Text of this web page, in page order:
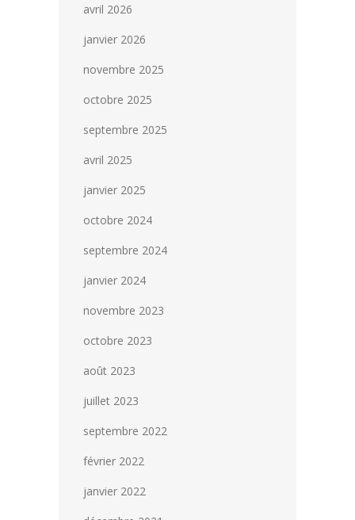
avril 2026
janvier 2026
novembre 2025
octobre 2025
septembre 2025
avril 2025
janvier 2025
octobre 2024
septembre 2024
janvier 2024
novembre 2023
octobre 2023
août 2023
juillet 2023
septembre 2022
février 2022
janvier 2022